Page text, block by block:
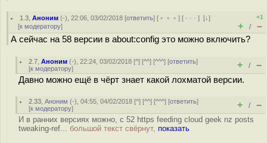
1.3 ,Аноним (-), 22:06, 03/02/2018 [ответить] [ ﹢﹢﹢] [ · · ·][↓]
[к модератору]
+1
+ / –
А сейчас на 58 версии в about:config это можно включить?
2.7 ,Аноним (-), 22:24, 03/02/2018 [^] [^^] [^^^] [ответить]
[к модератору] + / –
Давно можно ещё в чёрт знает какой лохматой версии.
2.33 ,Аноним (-), 04:55, 04/02/2018 [^] [^^] [^^^] [ответить]
[к модератору] + / –
И в ранних версиях можно, с 52 https feeding cloud geek nz posts
tweaking-ref... большой текст свёрнут, показать